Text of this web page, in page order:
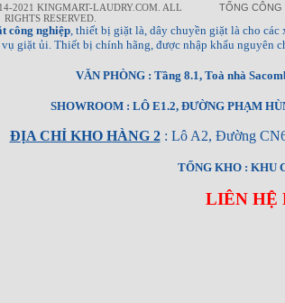
2021 KINGMART-LAUDRY.COM. ALL
RIGHTS RESERVED.
TỔNG CÔNG
công nghiệp , thiết bị giặt là, dây chuyền giặt là cho
giặt ủi. Thiết bị chính hãng, được nhập khẩu nguyên
VĂN PHÒNG : Tầng 8.1, Toà nhà
SHOWROOM : LÔ E1.2, ĐƯỜNG PHẠM
ĐỊA CHỈ KHO HÀNG 2: Lô A2, Đường
TỔNG KHO : KHU
LIÊN HỆ